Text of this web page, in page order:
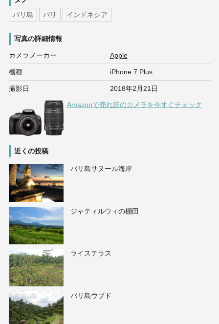
バリ島
バリ インドネシア
写真の詳細情報
カメラメーカー Apple
機種 iPhone 7 Plus
撮影日 2018年2月21日
Amazonで売れ筋のカメラを今すぐチェック
近くの投稿
バリ島サヌール海岸
ジャティルウィの棚田
ライステラス
バリ島ウブド